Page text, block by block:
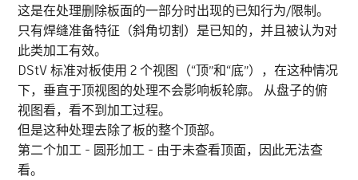
这是在处理删除板面的一部分时出现的已知行为/限制。
只有焊缝准备特征（斜角切割）是已知的，并且被认为对
此类加工有效。
DStV 标准对板使用 2 个视图（“顶”和“底”），在这种情况
下，垂直于顶视图的处理不会影响板轮廓。 从盘子的俯
视图看，看不到加工过程。
但是这种处理去除了板的整个顶部。
第二个加工 - 圆形加工 - 由于未查看顶面，因此无法查
看。